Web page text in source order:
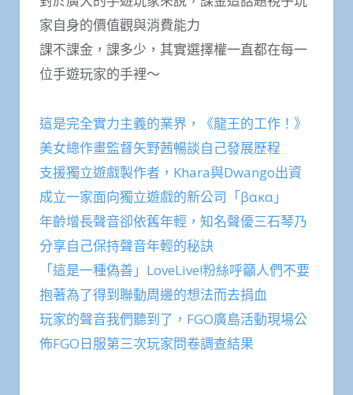
家自身的價值觀與消費能力
課不課金，課多少，其實選擇權一直都在每一
位手遊玩家的手裡～
這是完全實力主義的業界，《龍王的工作！》
美女總作畫監督矢野茜暢談自己發展歷程
支援獨立遊戲製作者，Khara與Dwango出資
成立一家面向獨立遊戲的新公司「βακα」
年齡增長聲音卻依舊年輕，知名聲優三石琴乃
分享自己保持聲音年輕的秘訣
「這是一種偽善」LoveLive!粉絲呼籲人們不要
抱著為了得到聯動周邊的想法而去捐血
玩家的聲音我們聽到了，FGO廣島活動現場公
佈FGO日服第三次玩家問卷調查結果